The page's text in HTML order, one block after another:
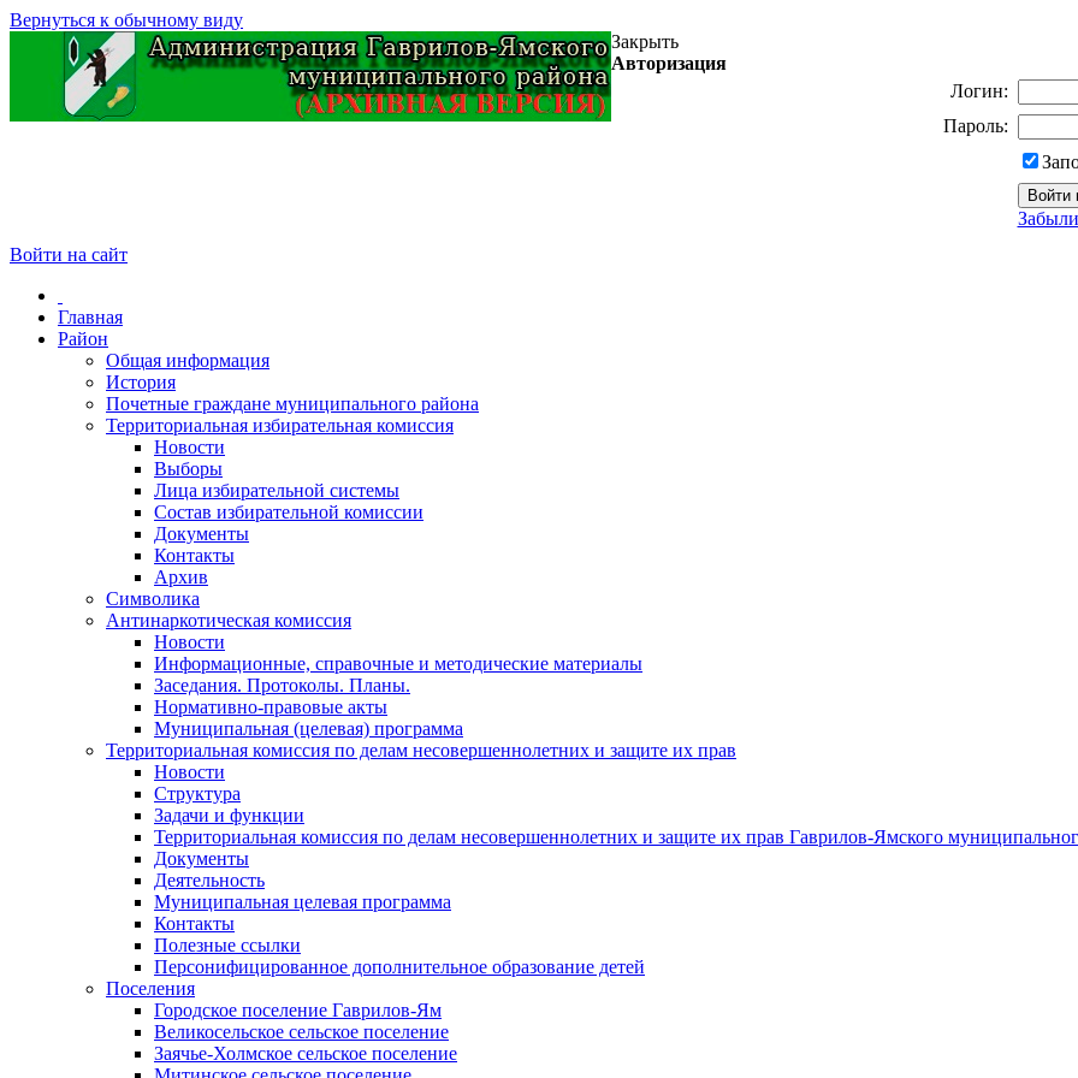
Вернуться к обычному виду
Закрыть
Авторизация
Логин:
Пароль:
Войти на сайт
Главная
Район
Общая информация
История
Почетные граждане муниципального района
Территориальная избирательная комиссия
Новости
Выборы
Лица избирательной системы
Состав избирательной комиссии
Документы
Контакты
Архив
Символика
Антинаркотическая комиссия
Новости
Информационные, справочные и методические материалы
Заседания. Протоколы. Планы.
Нормативно-правовые акты
Муниципальная (целевая) программа
Территориальная комиссия по делам несовершеннолетних и защите их прав
Новости
Структура
Задачи и функции
Территориальная комиссия по делам несовершеннолетних и защите их прав Гаврилов-Ямского
Документы
Деятельность
Муниципальная целевая программа
Контакты
Полезные ссылки
Персонифицированное дополнительное образование детей
Поселения
Городское поселение Гаврилов-Ям
Великосельское сельское поселение
Заячье-Холмское сельское поселение